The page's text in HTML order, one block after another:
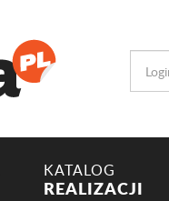
KATALOG
REALIZACJI